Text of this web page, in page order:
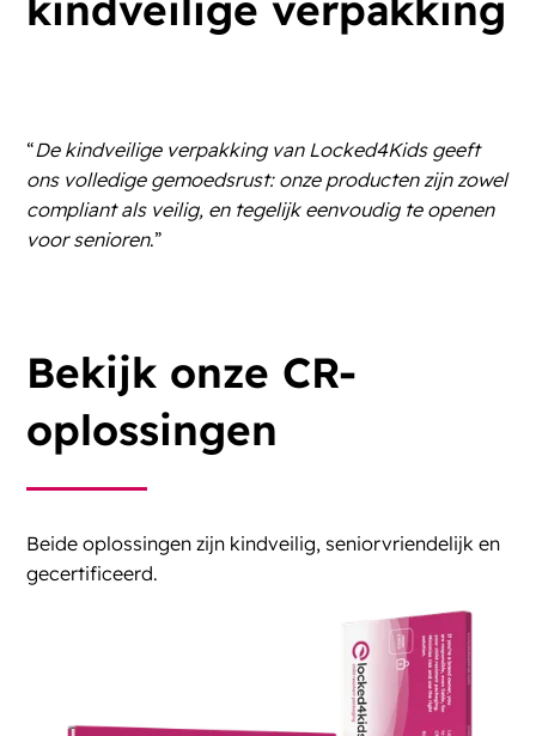
“De kindveilige verpakking van Locked4Kids geeft
ons volledige gemoedsrust: onze producten zijn zowel
compliant als veilig, en tegelijk eenvoudig te openen
voor senioren.”
Bekijk onze CR-
oplossingen
Beide oplossingen zijn kindveilig, seniorvriendelijk en
gecertificeerd.